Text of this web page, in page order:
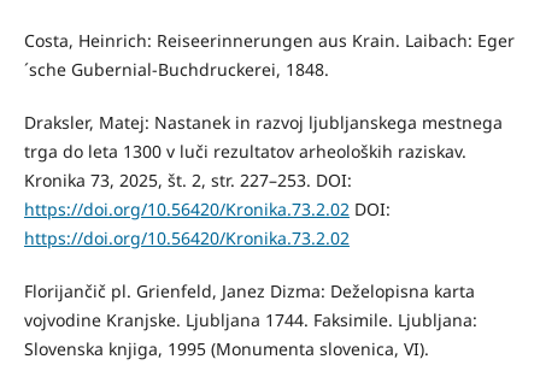
Costa, Heinrich: Reiseerinnerungen aus Krain. Laibach: Eger
´sche Gubernial-Buchdruckerei, 1848.
Draksler, Matej: Nastanek in razvoj ljubljanskega mestnega
trga do leta 1300 v luči rezultatov arheoloških raziskav.
Kronika 73, 2025, št. 2, str. 227–253. DOI:
https://doi.org/10.56420/Kronika.73.2.02 DOI:
https://doi.org/10.56420/Kronika.73.2.02
Florijančič pl. Grienfeld, Janez Dizma: Deželopisna karta
vojvodine Kranjske. Ljubljana 1744. Faksimile. Ljubljana:
Slovenska knjiga, 1995 (Monumenta slovenica, VI).